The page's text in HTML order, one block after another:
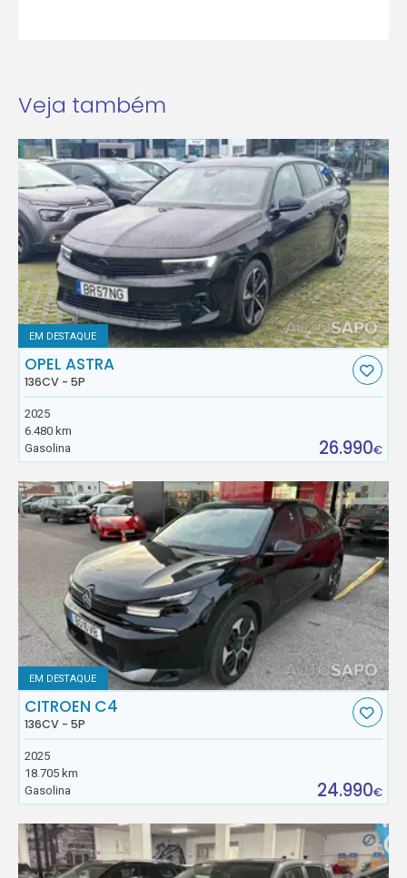
Veja também
EM DESTAQUE
OPEL ASTRA
136CV - 5P
2025
6.480 km
Gasolina
26.990€
EM DESTAQUE
CITROEN C4
136CV - 5P
2025
18.705 km
Gasolina
24.990€